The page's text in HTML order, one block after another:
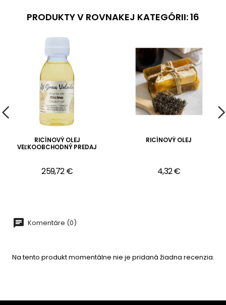
PRODUKTY V ROVNAKEJ KATEGÓRII: 16
RICÍNOVÝ OLEJ
VEĽKOOBCHODNÝ PREDAJ
259,72 €
RICÍNOVÝ OLEJ
4,32 €
Komentáre (0)
Na tento produkt momentálne nie je pridaná žiadna recenzia.